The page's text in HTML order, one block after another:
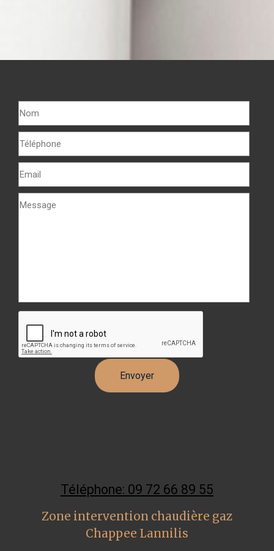
Téléphone: 09 72 66 89 55
Zone intervention chaudière gaz
Chappee Lannilis